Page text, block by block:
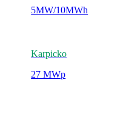
5MW/10MWh
Karpicko
27 MWp